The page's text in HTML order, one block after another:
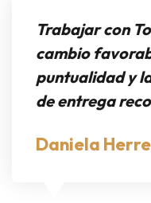
Trabajar con
cambio
puntualidad y
de entrega
Daniela